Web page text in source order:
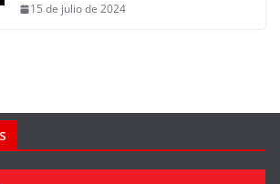
15 de julio de 2024